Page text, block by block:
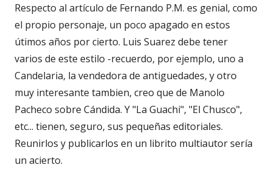
Respecto al artículo de Fernando P.M. es genial, como
el propio personaje, un poco apagado en estos
útimos años por cierto. Luis Suarez debe tener
varios de este estilo -recuerdo, por ejemplo, uno a
Candelaria, la vendedora de antiguedades, y otro
muy interesante tambien, creo que de Manolo
Pacheco sobre Cándida. Y "La Guachi", "El Chusco",
etc... tienen, seguro, sus pequeñas editoriales.
Reunirlos y publicarlos en un librito multiautor sería
un acierto.